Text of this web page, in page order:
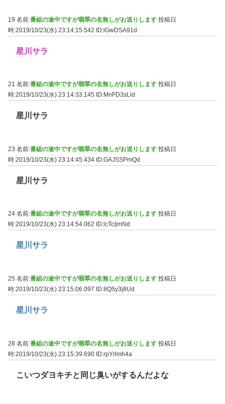
19 名前:番組の途中ですが翡翠の名無しがお送りします 投稿日
時:2019/10/23(水) 23:14:15.542 ID:lGwDSA91d
星川サラ
21 名前:番組の途中ですが翡翠の名無しがお送りします 投稿日
時:2019/10/23(水) 23:14:33.145
ID:MnFD3sLld
星川サラ
23 名前:番組の途中ですが翡翠の名無しがお送りします 投稿日
時:2019/10/23(水) 23:14:45.434 ID:GAJSSPmQd
星川サラ
24 名前:番組の途中ですが翡翠の名無しがお送りします 投稿日
時:2019/10/23(水) 23:14:54.062
ID:lcTc/jmNd
星川サラ
25 名前:番組の途中ですが翡翠の名無しがお送りします 投稿日
時:2019/10/23(水) 23:15:06.097
ID:8Q5y3j8Ud
星川サラ
28 名前:番組の途中ですが翡翠の名無しがお送りします 投稿日
時:2019/10/23(水) 23:15:39.690 ID:rpYrlmh4a
こいつダヨキチと同じ臭いがするんだよな